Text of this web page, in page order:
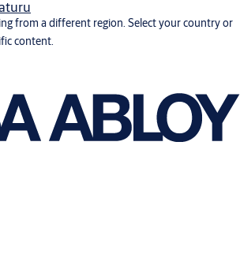
from a different region. Select your country or
content.